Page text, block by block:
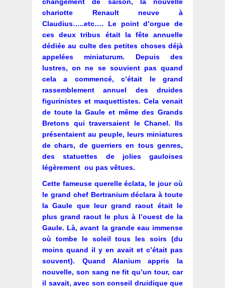
changement de saison, la nouvelle
chariotte Renault neuve à
Claudius…..etc…. Le point d’orgue de
ces deux tribus était la fête annuelle
dédiée au culte des petites choses déjà
appelées miniaturum. Depuis des
lustres, on ne se souvient pas quand
cela a commencé, c’était le grand
rassemblement annuel des druides
figurinistes et maquettistes. Cela venait
de toute la Gaule et même des Grands
Bretons qui traversaient le Chanel. Ils
présentaient au peuple, leurs miniatures
de chars, de guerriers en tous genres,
des statuettes de jolies gauloises
légèrement ou pas vêtues.
Cette fameuse querelle éclata, le jour où
le grand chef Bertranium déclara à toute
la Gaule que leur grand raout était le
plus grand raout le plus à l’ouest de la
Gaule. Là, avant la grande eau immense
où tombe le soleil tous les soirs (du
moins quand il y en avait et c’était pas
souvent). Quand Alanium appris la
nouvelle, son sang ne fit qu’un tour, car
il savait, avec son conseil druidique que